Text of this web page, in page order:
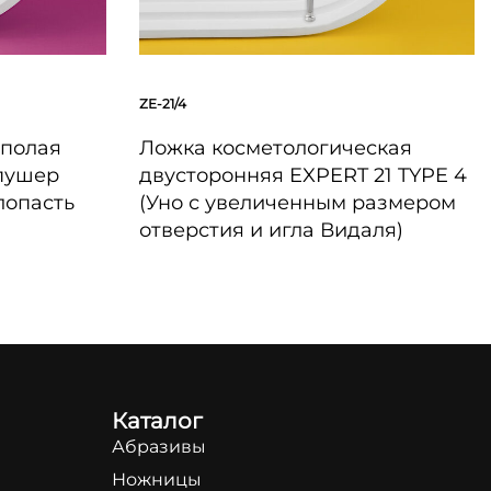
ZE-21/4
Ложка косметологическая
двусторонняя EXPERT 21 TYPE 4
(Уно с увеличенным размером
отверстия и игла Видаля)
Каталог
Абразивы
Ножницы